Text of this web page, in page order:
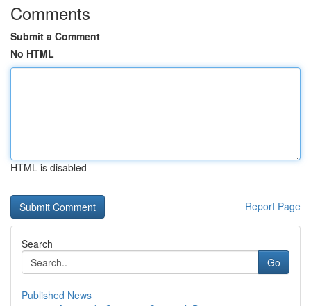
Comments
Submit a Comment
No HTML
HTML is disabled
Report Page
Search
Go
Published News